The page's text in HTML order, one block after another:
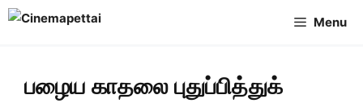
Skip
Menu
பழைய காதலை புதுப்பித்துக்